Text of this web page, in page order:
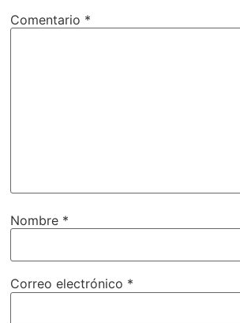
Comentario *
Nombre *
Correo electrónico *